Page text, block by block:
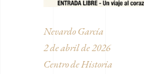
Nevardo García
2 de abril de 2026
Centro de Historia